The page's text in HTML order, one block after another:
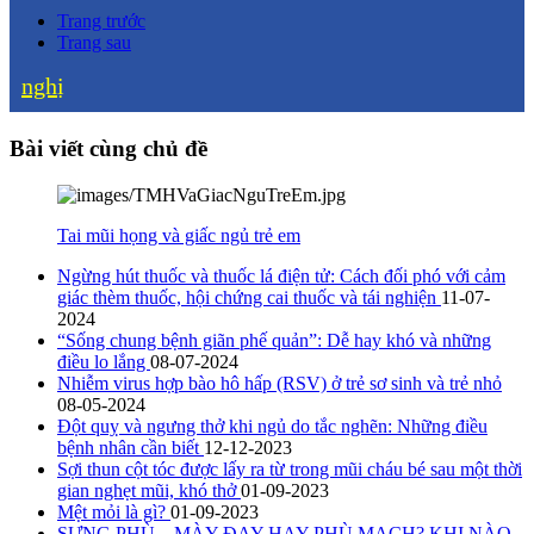
Trang trước
Trang sau
nghị
Bài viết cùng chủ đề
Tai mũi họng và giấc ngủ trẻ em
Ngừng hút thuốc và thuốc lá điện tử: Cách đối phó với cảm
giác thèm thuốc, hội chứng cai thuốc và tái nghiện 11-07-
2024
“Sống chung bệnh giãn phế quản”: Dễ hay khó và những
điều lo lắng 08-07-2024
Nhiễm virus hợp bào hô hấp (RSV) ở trẻ sơ sinh và trẻ nhỏ
08-05-2024
Đột quỵ và ngưng thở khi ngủ do tắc nghẽn: Những điều
bệnh nhân cần biết 12-12-2023
Sợi thun cột tóc được lấy ra từ trong mũi cháu bé sau một thời
gian nghẹt mũi, khó thở01-09-2023
Mệt mỏi là gì? 01-09-2023